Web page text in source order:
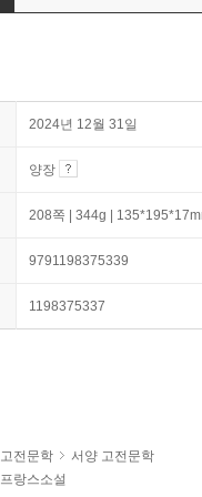
2024년 12월 31일
양장
208쪽 | 344g |
9791198375339
1198375337
고전문학
서양 고전문학
프랑스소설